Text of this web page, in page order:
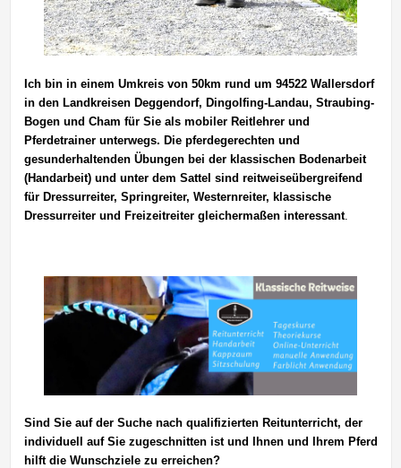
Ich bin in einem Umkreis von 50km rund um 94522 Wallersdorf
in den Landkreisen Deggendorf, Dingolfing-Landau, Straubing-
Bogen und Cham für Sie als mobiler Reitlehrer und
Pferdetrainer unterwegs. Die pferdegerechten und
gesunderhaltenden Übungen bei der klassischen Bodenarbeit
(Handarbeit) und unter dem Sattel sind reitweiseübergreifend
für Dressurreiter, Springreiter, Westernreiter, klassische
Dressurreiter und Freizeitreiter gleichermaßen interessant.
Sind Sie auf der Suche nach qualifizierten Reitunterricht, der
individuell auf Sie zugeschnitten ist und Ihnen und Ihrem Pferd
hilft die Wunschziele zu erreichen?